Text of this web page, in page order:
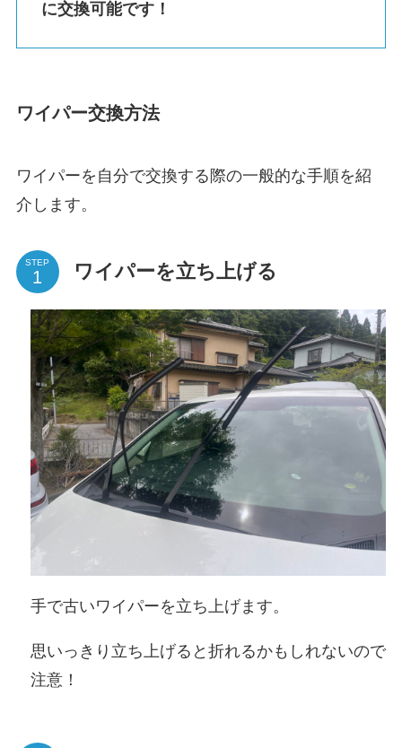
に交換可能です！
ワイパー交換方法
ワイパーを自分で交換する際の一般的な手順を紹
介します。
STEP ワイパーを立ち上げる
手で古いワイパーを立ち上げます。
思いっきり立ち上げると折れるかもしれないので
注意！